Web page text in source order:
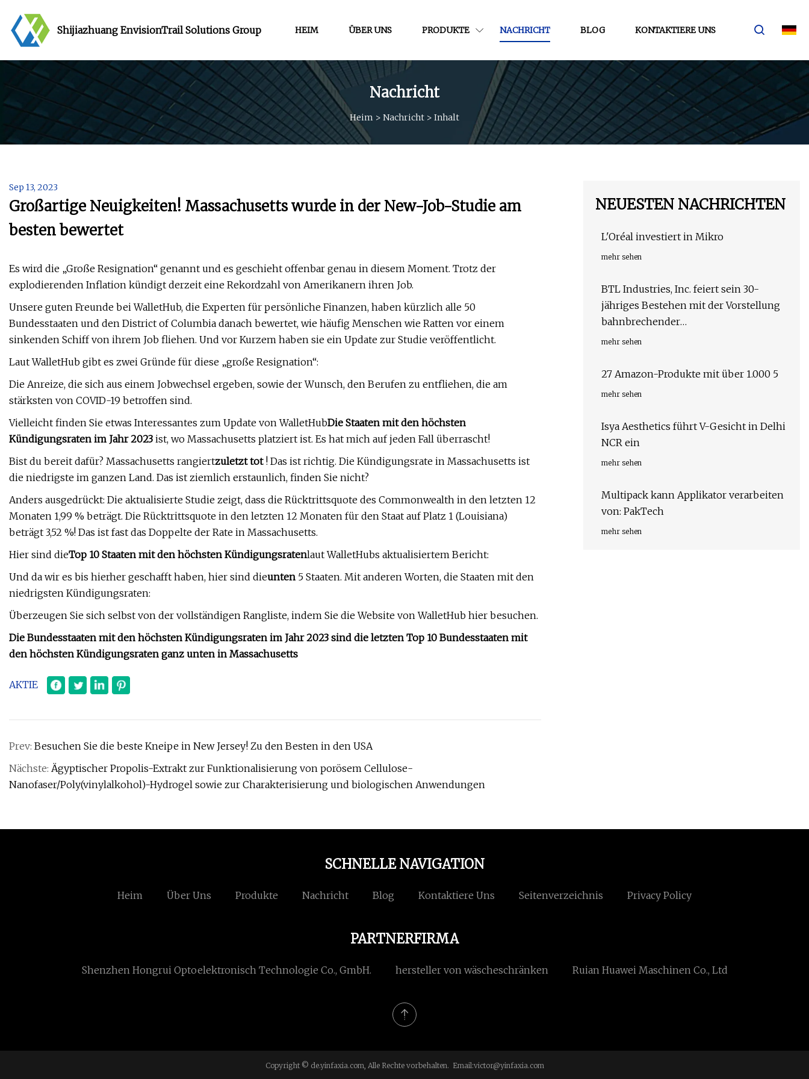
Shijiazhuang EnvisionTrail Solutions Group HEIM ÜBER UNS PRODUKTE NACHRICHT BLOG KONTAKTIERE UNS
Nachricht
Heim > Nachricht > Inhalt
Sep 13, 2023
Großartige Neuigkeiten! Massachusetts wurde in der New-Job-Studie am
besten bewertet
Es wird die „Große Resignation“ genannt und es geschieht offenbar genau in diesem Moment. Trotz der
explodierenden Inflation kündigt derzeit eine Rekordzahl von Amerikanern ihren Job.
Unsere guten Freunde bei WalletHub, die Experten für persönliche Finanzen, haben kürzlich alle 50
Bundesstaaten und den District of Columbia danach bewertet, wie häufig Menschen wie Ratten vor einem
sinkenden Schiff von ihrem Job fliehen. Und vor Kurzem haben sie ein Update zur Studie veröffentlicht.
Laut WalletHub gibt es zwei Gründe für diese „große Resignation“:
Die Anreize, die sich aus einem Jobwechsel ergeben, sowie der Wunsch, den Berufen zu entfliehen, die am
stärksten von COVID-19 betroffen sind.
Vielleicht finden Sie etwas Interessantes zum Update von WalletHubDie Staaten mit den höchsten
Kündigungsraten im Jahr 2023 ist, wo Massachusetts platziert ist. Es hat mich auf jeden Fall überrascht!
Bist du bereit dafür? Massachusetts rangiertzuletzt tot! Das ist richtig. Die Kündigungsrate in Massachusetts ist
die niedrigste im ganzen Land. Das ist ziemlich erstaunlich, finden Sie nicht?
Anders ausgedrückt: Die aktualisierte Studie zeigt, dass die Rücktrittsquote des Commonwealth in den letzten 12
Monaten 1,99 % beträgt. Die Rücktrittsquote in den letzten 12 Monaten für den Staat auf Platz 1 (Louisiana)
beträgt 3,52 %! Das ist fast das Doppelte der Rate in Massachusetts.
Hier sind dieTop 10 Staaten mit den höchsten Kündigungsratenlaut WalletHubs aktualisiertem Bericht:
Und da wir es bis hierher geschafft haben, hier sind dieunten 5 Staaten. Mit anderen Worten, die Staaten mit den
niedrigsten Kündigungsraten:
Überzeugen Sie sich selbst von der vollständigen Rangliste, indem Sie die Website von WalletHub hier besuchen.
Die Bundesstaaten mit den höchsten Kündigungsraten im Jahr 2023 sind die letzten Top 10 Bundesstaaten mit
den höchsten Kündigungsraten ganz unten in Massachusetts
AKTIE
Prev: Besuchen Sie die beste Kneipe in New Jersey! Zu den Besten in den USA
Nächste: Ägyptischer Propolis-Extrakt zur Funktionalisierung von porösem Cellulose-
Nanofaser/Poly(vinylalkohol)-Hydrogel sowie zur Charakterisierung und biologischen Anwendungen
NEUESTEN NACHRICHTEN
L'Oréal investiert in Mikro
mehr sehen
BTL Industries, Inc. feiert sein 30-
jähriges Bestehen mit der Vorstellung
bahnbrechender
Forschungsergebnisse und neuester
for Laser Medicine
mehr sehen
27 Amazon-Produkte mit über 1.000 5
mehr sehen
Isya Aesthetics führt V-Gesicht in Delhi
NCR ein
mehr sehen
Multipack kann Applikator verarbeiten
von: PakTech
mehr sehen
SCHNELLE NAVIGATION
Heim Über Uns Produkte Nachricht Blog Kontaktiere Uns Seitenverzeichnis Privacy Policy
PARTNERFIRMA
Shenzhen Hongrui Optoelektronisch Technologie Co., GmbH. hersteller von wäscheschränken Ruian Huawei Maschinen Co., Ltd
Copyright © de.yinfaxia.com, Alle Rechte vorbehalten. Email:victor@yinfaxia.com